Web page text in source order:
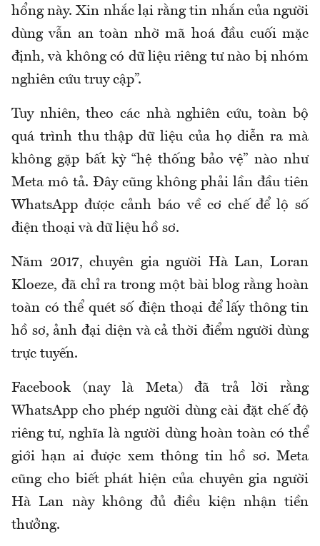
hổng này. Xin nhắc lại rằng tin nhắn của người
dùng vẫn an toàn nhờ mã hoá đầu cuối mặc
định, và không có dữ liệu riêng tư nào bị nhóm
nghiên cứu truy cập”.
Tuy nhiên, theo các nhà nghiên cứu, toàn bộ
quá trình thu thập dữ liệu của họ diễn ra mà
không gặp bất kỳ “hệ thống bảo vệ” nào như
Meta mô tả. Đây cũng không phải lần đầu tiên
WhatsApp được cảnh báo về cơ chế để lộ số
điện thoại và dữ liệu hồ sơ.
Năm 2017, chuyên gia người Hà Lan, Loran
Kloeze, đã chỉ ra trong một bài blog rằng hoàn
toàn có thể quét số điện thoại để lấy thông tin
hồ sơ, ảnh đại diện và cả thời điểm người dùng
trực tuyến.
Facebook (nay là Meta) đã trả lời rằng
WhatsApp cho phép người dùng cài đặt chế độ
riêng tư, nghĩa là người dùng hoàn toàn có thể
giới hạn ai được xem thông tin hồ sơ. Meta
cũng cho biết phát hiện của chuyên gia người
Hà Lan này không đủ điều kiện nhận tiền
thưởng.